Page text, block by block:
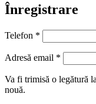
Înregistrare
Telefon *
Adresă email *
Va fi trimisă o legătură
nouă.